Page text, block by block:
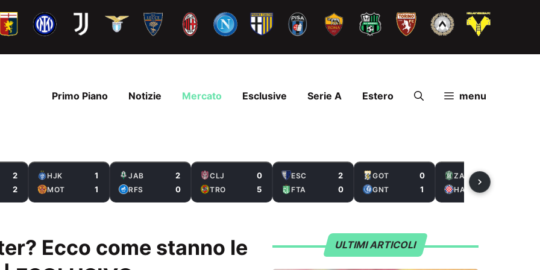
Primo Piano Notizie Mercato Esclusive Serie A Estero menu
2
2
HJK 1
MOT 1
JAB 2
RFS 0
CLJ 0
TRO 5
ESC 2
FTA 0
GOT 0
GNT 1
ZAL
HAS
Ecco come stanno le
ULTIMI ARTICOLI